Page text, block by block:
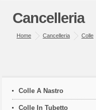
Cancelleria
Home Cancelleria Colle
Colle A Nastro
Colle In Tubetto